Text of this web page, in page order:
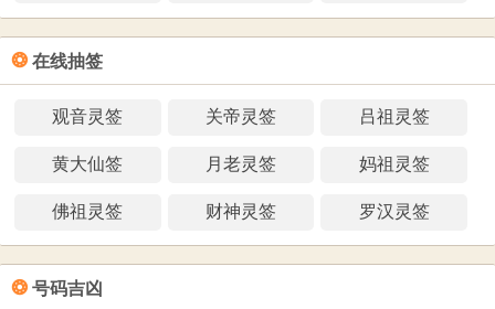
❂ 在线抽签
观音灵签 关帝灵签 吕祖灵签
黄大仙签 月老灵签 妈祖灵签
佛祖灵签 财神灵签 罗汉灵签
❂ 号码吉凶